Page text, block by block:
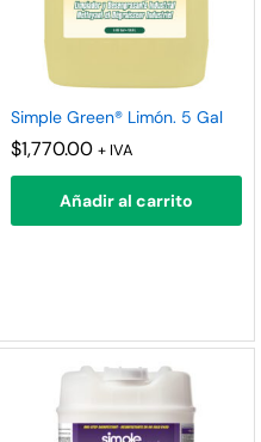
Simple Green® Limón. 5 Gal
$1,770.00 + IVA
Añadir al carrito